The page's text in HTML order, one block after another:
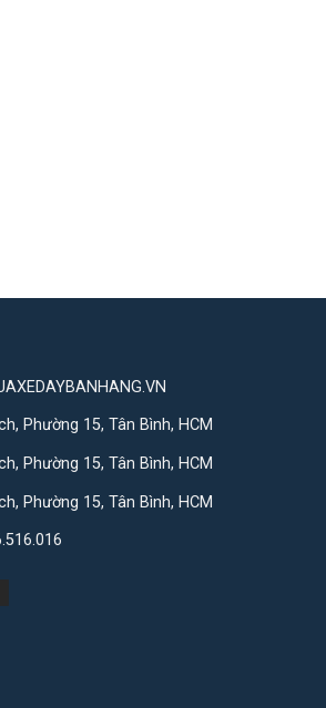
Phường 15, Tân Bình, HCM
Phường 15, Tân Bình, HCM
Phường 15, Tân Bình, HCM